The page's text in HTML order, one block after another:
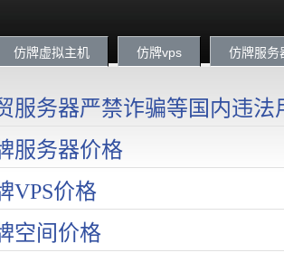
仿牌虚拟主机 仿牌vps 仿牌服务
服务器严禁诈骗等国内违法
诈骗。
服务器价格
VPS价格
空间价格